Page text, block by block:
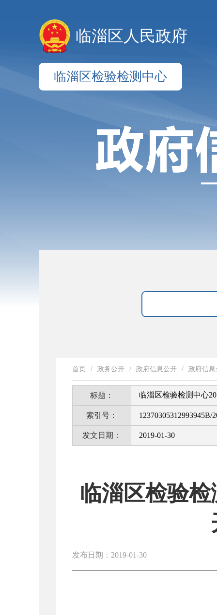
临淄区人民政府
临淄区检验检测中心
首页 / 政务公开 / 政府信息公开 / 政府信
标题： 临淄区检验检测中心
索引号： 12370305312993945B/
发文日期： 2019-01-30
临淄区检验
发布日期：2019-01-30